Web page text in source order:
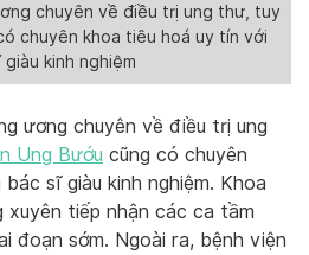
chuyên về điều trị ung thư, tuy
chuyên khoa tiêu hoá uy tín với
giàu kinh nghiệm
ương chuyên về điều trị ung
Ung Bướu cũng có chuyên
sĩ giàu kinh nghiệm. Khoa
tiếp nhận các ca tầm
đoạn sớm. Ngoài ra, bệnh viện